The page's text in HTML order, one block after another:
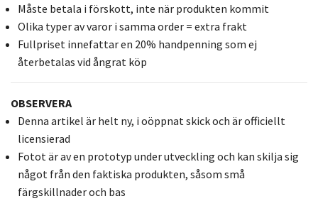
Måste betala i förskott, inte när produkten kommit
Olika typer av varor i samma order = extra frakt
Fullpriset innefattar en 20% handpenning som ej
återbetalas vid ångrat köp
OBSERVERA
Denna artikel är helt ny, i oöppnat skick och är officiellt
licensierad
Fotot är av en prototyp under utveckling och kan skilja sig
något från den faktiska produkten, såsom små
färgskillnader och bas